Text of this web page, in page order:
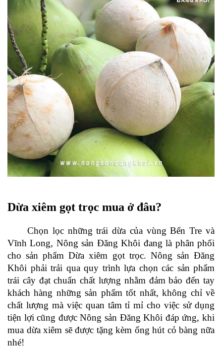
Dừa xiêm gọt trọc mua ở đâu?
Chọn lọc những trái dừa của vùng Bến Tre và
Vĩnh Long, Nông sản Đăng Khôi đang là phân phối
cho sản phẩm Dừa xiêm gọt trọc. Nông sản Đăng
Khôi phải trải qua quy trình lựa chọn các sản phẩm
trái cây đạt chuẩn chất lượng nhằm đảm bảo đến tay
khách hàng những sản phẩm tốt nhất, không chỉ về
chất lượng mà việc quan tâm tỉ mỉ cho việc sử dụng
tiện lợi cũng được Nông sản Đăng Khôi đáp ứng, khi
mua dừa xiêm sẽ được tặng kèm ống hút cỏ bàng nữa
nhé!